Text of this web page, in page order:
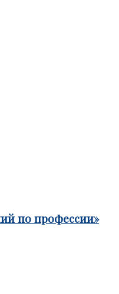
по профессии»